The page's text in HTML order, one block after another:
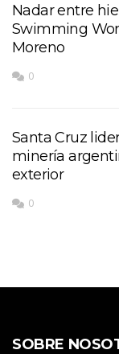
Nadar entre
Swimming
Moreno
0
Santa Cruz
minería
exterior
0
SOBRE